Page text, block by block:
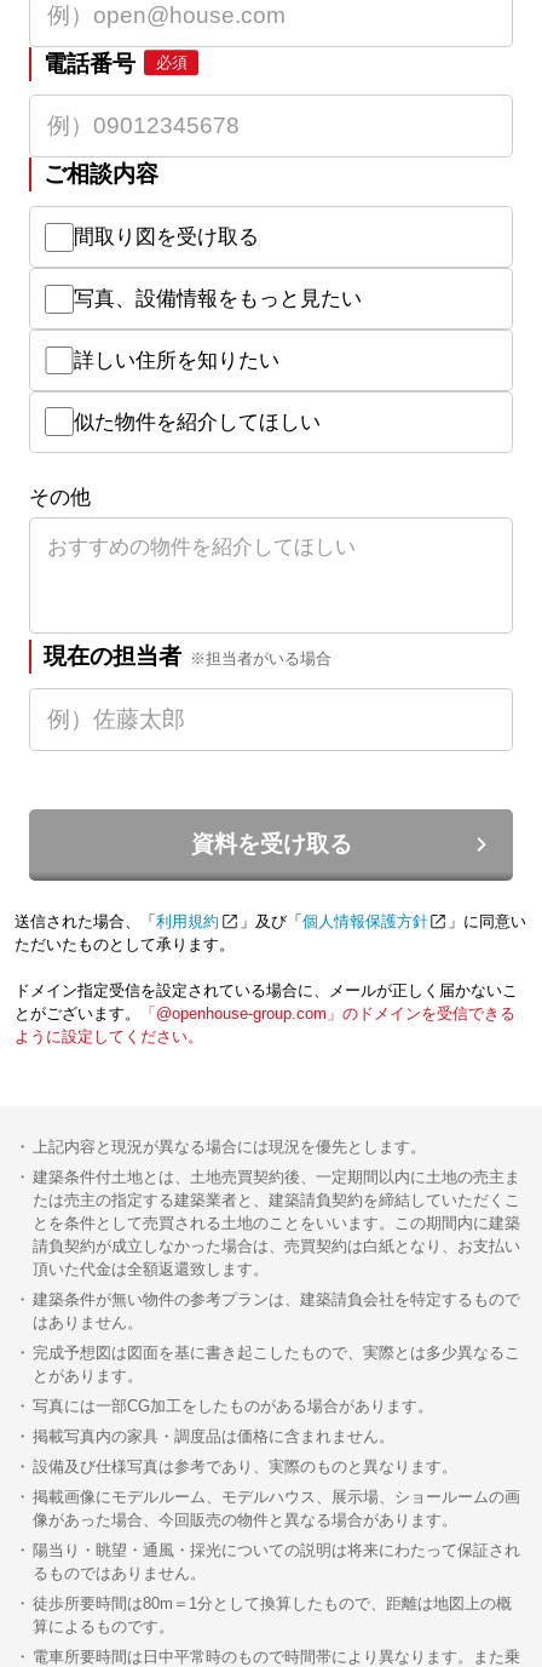
電話番号 必須
ご相談内容
間取り図を受け取る
写真、設備情報をもっと見たい
詳しい住所を知りたい
似た物件を紹介してほしい
その他
現在の担当者 ※担当者がいる場合
資料を受け取る
送信された場合、「 利用規約 」及び「 個人情報保護方針
」に同意い
ただいたものとして承ります。
ドメイン指定受信を設定されている場合に、メールが正しく届かないこ
とがございます。
「@openhouse-group.com」のドメインを受信できる
ように設定してください。
上記内容と現況が異なる場合には現況を優先とします。
建築条件付土地とは、土地売買契約後、一定期間以内に土地の売主ま
たは売主の指定する建築業者と、建築請負契約を締結していただくこ
とを条件として売買される土地のことをいいます。この期間内に建築
請負契約が成立しなかった場合は、売買契約は白紙となり、お支払い
頂いた代金は全額返還致します。
建築条件が無い物件の参考プランは、建築請負会社を特定するもので
はありません。
完成予想図は図面を基に書き起こしたもので、実際とは多少異なるこ
とがあります。
写真には一部CG加工をしたものがある場合があります。
掲載写真内の家具・調度品は価格に含まれません。
設備及び仕様写真は参考であり、実際のものと異なります。
掲載画像にモデルルーム、モデルハウス、展示場、ショールームの画
像があった場合、今回販売の物件と異なる場合があります。
陽当り・眺望・通風・採光についての説明は将来にわたって保証され
るものではありません。
徒歩所要時間は80m＝1分として換算したもので、距離は地図上の概
算によるものです。
電車所要時間は日中平常時のもので時間帯により異なります。また乗